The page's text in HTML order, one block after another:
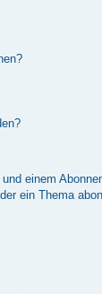
einem
ein Thema